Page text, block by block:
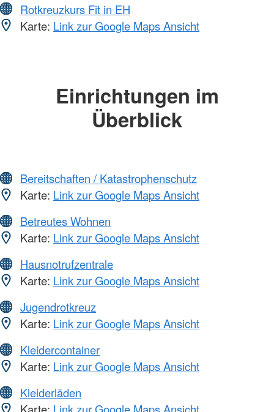
Rotkreuzkurs Fit in EH
Karte: Link zur Google Maps Ansicht
Einrichtungen im
Überblick
Bereitschaften / Katastrophenschutz
Karte: Link zur Google Maps Ansicht
Betreutes Wohnen
Karte: Link zur Google Maps Ansicht
Hausnotrufzentrale
Karte: Link zur Google Maps Ansicht
Jugendrotkreuz
Karte: Link zur Google Maps Ansicht
Kleidercontainer
Karte: Link zur Google Maps Ansicht
Kleiderläden